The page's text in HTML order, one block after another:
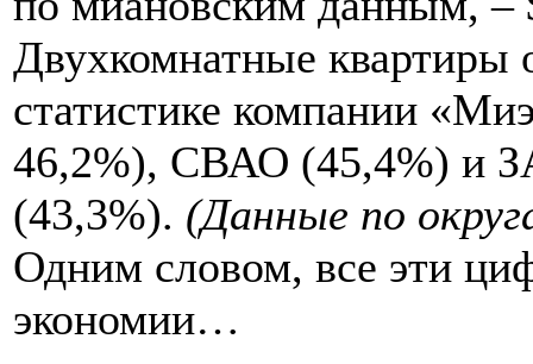
Двухкомнатные квартиры
статистике компании
46,2%), СВАО (45,4%) и
(43,3%). (Данные по
Одним словом, все эти
экономии…